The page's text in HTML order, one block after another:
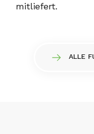
mitliefert.
ALLE